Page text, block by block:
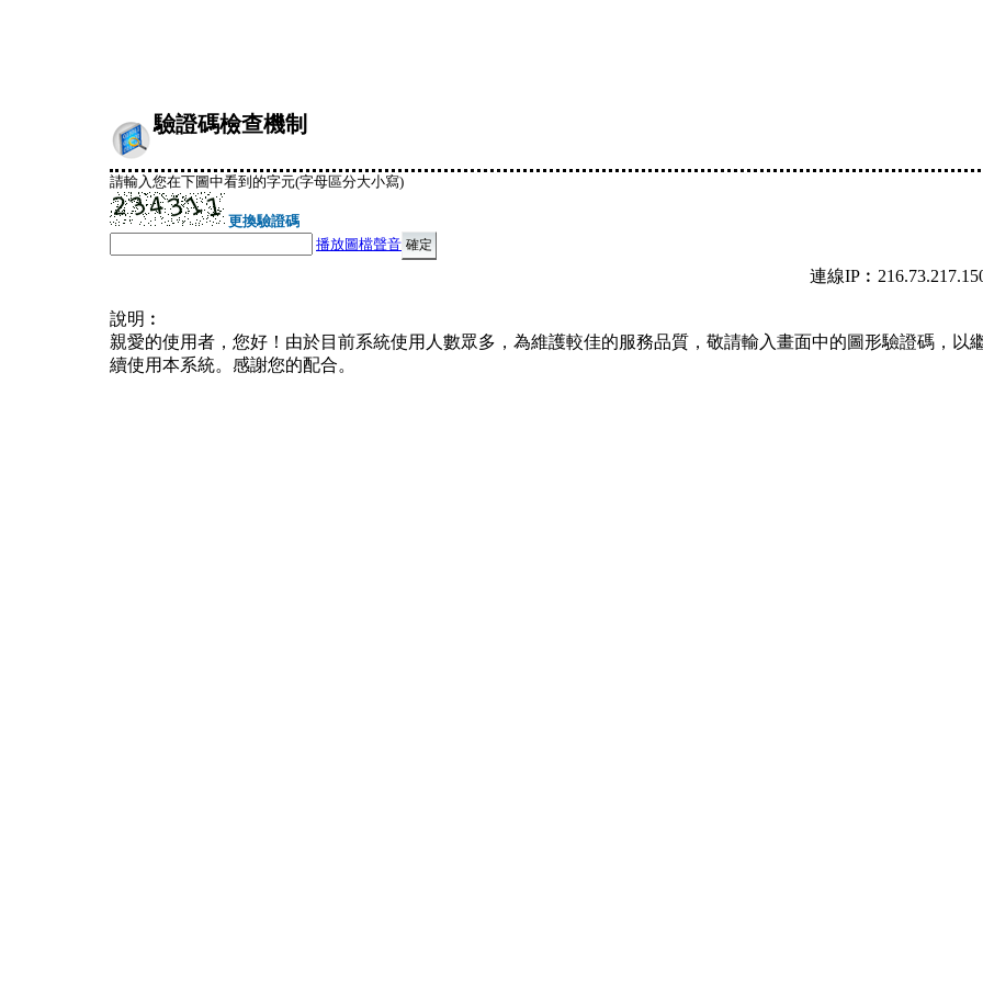
驗證碼檢查機制
請輸入您在下圖中看到的字元(字母區分大小寫)
更換驗證碼
播放圖檔聲音
連線
說明︰
親愛的使用者，您好！由於目前系統使用人數眾多，為維護較佳的服務品質，敬請輸入畫面中的圖形驗證碼，以
續使用本系統。感謝您的配合。